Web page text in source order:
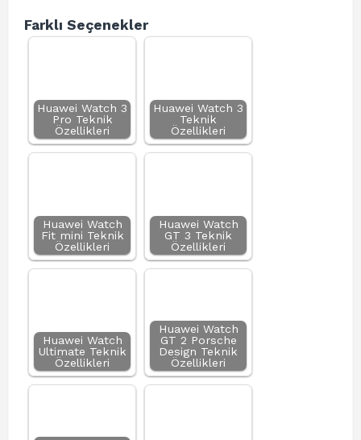
Farklı Seçenekler
Huawei Watch 3
Pro Teknik
Özellikleri
Huawei Watch 3
Teknik
Özellikleri
Huawei Watch
Fit mini Teknik
Özellikleri
Huawei Watch
GT 3 Teknik
Özellikleri
Huawei Watch
Ultimate Teknik
Özellikleri
Huawei Watch
GT 2 Porsche
Design Teknik
Özellikleri